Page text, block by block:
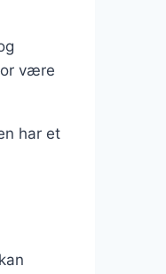
være
har et